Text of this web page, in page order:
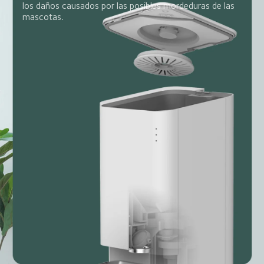
los daños causados por las posibles mordeduras de las
mascotas.